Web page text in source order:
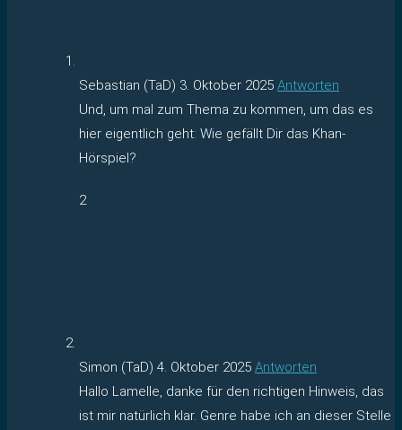
Sebastian (TaD) 3. Oktober 2025 Antworten
Und, um mal zum Thema zu kommen, um das es
hier eigentlich geht: Wie gefällt Dir das Khan-
Hörspiel?
2
Simon (TaD) 4. Oktober 2025 Antworten
Hallo Lamelle, danke für den richtigen Hinweis, das
ist mir natürlich klar. Genre habe ich an dieser Stelle